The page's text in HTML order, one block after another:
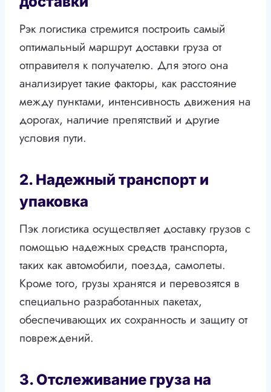
Pэк логистика стремится построить самый
оптимальный маршрут доставки груза от
отправителя к получателю. Для этого она
анализирует такие факторы, как расстояние
между пунктами, интенсивность движения на
дорогах, наличие препятствий и другие
условия пути.
2. Надежный транспорт и
упаковка
Пэк логистика осуществляет доставку грузов с
помощью надежных средств транспорта,
таких как автомобили, поезда, самолеты.
Кроме того, грузы хранятся и перевозятся в
специально разработанных пакетах,
обеспечивающих их сохранность и защиту от
повреждений.
3. Отслеживание груза на